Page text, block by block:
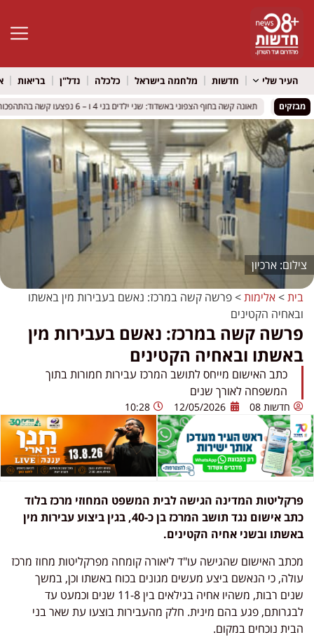
פתח
העיר שלי חדשות מלחמה בישראל כלכלה נדל"ן בריאות
מבזקים תאונה קשה בחוף הצפוני באשדוד: שני ילדים בני 4 ו – 6 נפצעו קשה בהתהפכות טרקטורון באגי
תאונה קשה בחוף הצפוני באשדוד: שני ילדים בני 4 ו – 6 נפצעו קשה בהתהפכות טרקטורון באגי
ארכיון
בית>אלימות>פרשה קשה במרכז: נאשם בעבירות מין באשתו
ובאחיה הקטינים
פרשה קשה במרכז: נאשם בעבירות מין
באשתו ובאחיה הקטינים
כתב האישום מייחס לתושב המרכז עבירות חמורות בתוך
המשפחה לאורך שנים
חדשות 08 12/05/2026
10:28
פרקליטות המדינה הגישה לבית המשפט המחוזי מרכז בלוד
כתב אישום נגד תושב המרכז בן כ-40, בגין ביצוע עבירות מין
באשתו ובשני אחיה הקטינים.
מכתב האישום שהגישה עו"ד ליאורה קומחה מפרקליטות מחוז מרכז
עולה, כי הנאשם ביצע מעשים מגונים בכוח באשתו וכן, במשך
שנים רבות, משהיו אחיה בגילאים בין 11-8 שנים וכמעט עד
לבגרותם, פגע בהם מינית. חלק מהעבירות בוצעו עת שאר בני
הבית נוכחים במקום.